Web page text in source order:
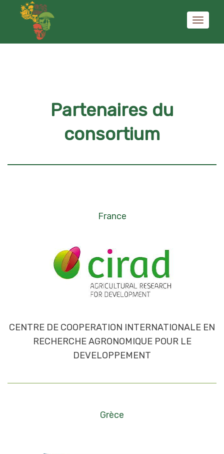
Partenaires du
consortium
France
CENTRE DE COOPERATION INTERNATIONALE EN
RECHERCHE AGRONOMIQUE POUR LE
DEVELOPPEMENT
Grèce